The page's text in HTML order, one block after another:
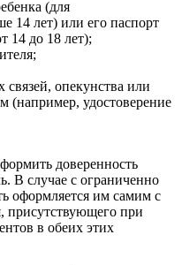
(для
14 лет) или его паспорт
14 до 18 лет);
опекунства или
(например, удостоверение
доверенность
В случае с ограниченно
оформляется им самим с
присутствующего при
в обеих этих